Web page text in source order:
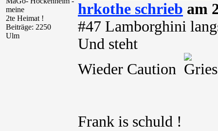
meine
2te Heimat !
Beiträge: 2250
Ulm
hrkothe schrieb am
#47 Lamborghini
Und steht
Wieder Caution
Frank is schuld !